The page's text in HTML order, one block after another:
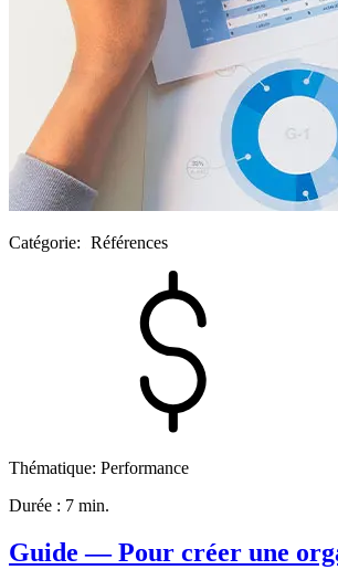
Catégorie: Références
Thématique: Performance
Durée : 7 min.
Guide — Pour créer une